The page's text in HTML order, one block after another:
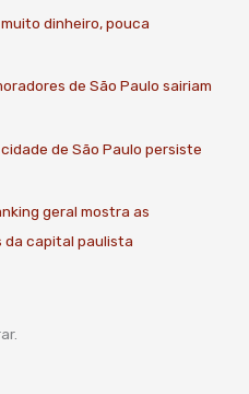
dinheiro, pouca
de São Paulo sairiam
de São Paulo persiste
geral mostra as
capital paulista